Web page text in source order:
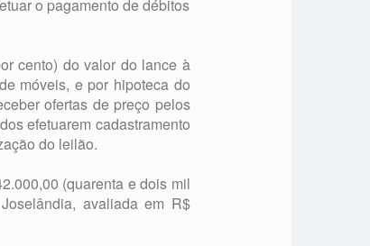
o pagamento de débitos
cento) do valor do lance à
móveis, e por hipoteca do
ofertas de preço pelos
efetuarem cadastramento
do leilão.
(quarenta e dois mil
avaliada em R$